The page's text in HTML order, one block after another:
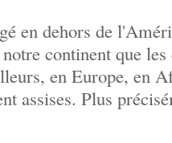
en dehors de
continent que
en Europe, en
assises. Plus